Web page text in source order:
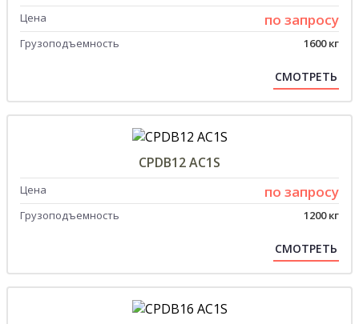
Цена по запросу
Грузоподъемность 1600 кг
СМОТРЕТЬ
CPDB12 AC1S
Цена по запросу
Грузоподъемность 1200 кг
СМОТРЕТЬ